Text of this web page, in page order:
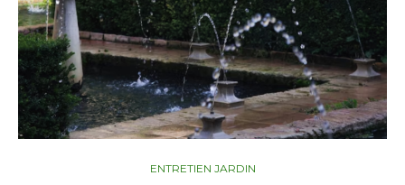
ENTRETIEN JARDIN